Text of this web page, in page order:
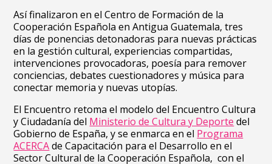
Así finalizaron en el Centro de Formación de la
Cooperación Española en Antigua Guatemala, tres
días de ponencias detonadoras para nuevas prácticas
en la gestión cultural, experiencias compartidas,
intervenciones provocadoras, poesía para remover
conciencias, debates cuestionadores y música para
conectar memoria y nuevas utopías.
El Encuentro retoma el modelo del Encuentro Cultura
y Ciudadanía del Ministerio de Cultura y Deporte del
Gobierno de España, y se enmarca en el Programa
ACERCAde Capacitación para el Desarrollo en el
Sector Cultural de la Cooperación Española, con el